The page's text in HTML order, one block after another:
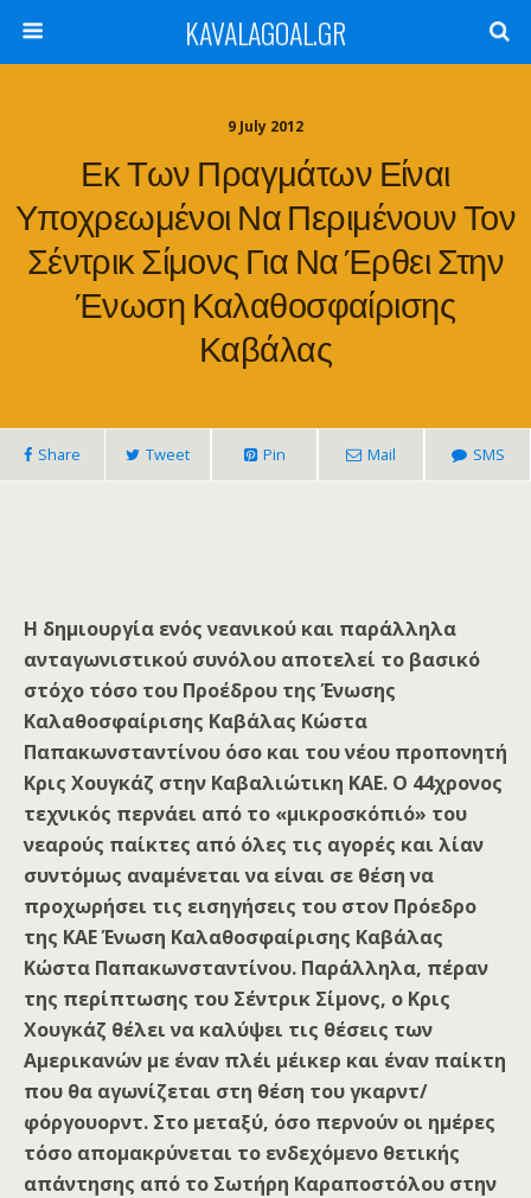
KAVALAGOAL.GR
9 July 2012
Εκ Των Πραγμάτων Είναι
Υποχρεωμένοι Να Περιμένουν Τον
Σέντρικ Σίμονς Για Να Έρθει Στην
Ένωση Καλαθοσφαίρισης
Καβάλας
Share Tweet Pin Mail SMS
Η δημιουργία ενός νεανικού και παράλληλα
ανταγωνιστικού συνόλου αποτελεί το βασικό
στόχο τόσο του Προέδρου της Ένωσης
Καλαθοσφαίρισης Καβάλας Κώστα
Παπακωνσταντίνου όσο και του νέου προπονητή
Κρις Χουγκάζ στην Καβαλιώτικη ΚΑΕ. Ο 44χρονος
τεχνικός περνάει από το «μικροσκόπιό» του
νεαρούς παίκτες από όλες τις αγορές και λίαν
συντόμως αναμένεται να είναι σε θέση να
προχωρήσει τις εισηγήσεις του στον Πρόεδρο
της ΚΑΕ Ένωση Καλαθοσφαίρισης Καβάλας
Κώστα Παπακωνσταντίνου. Παράλληλα, πέραν
της περίπτωσης του Σέντρικ Σίμονς, ο Κρις
Χουγκάζ θέλει να καλύψει τις θέσεις των
Αμερικανών με έναν πλέι μέικερ και έναν παίκτη
που θα αγωνίζεται στη θέση του γκαρντ/
φόργουορντ. Στο μεταξύ, όσο περνούν οι ημέρες
τόσο απομακρύνεται το ενδεχόμενο θετικής
απάντησης από το Σωτήρη Καραποστόλου στην